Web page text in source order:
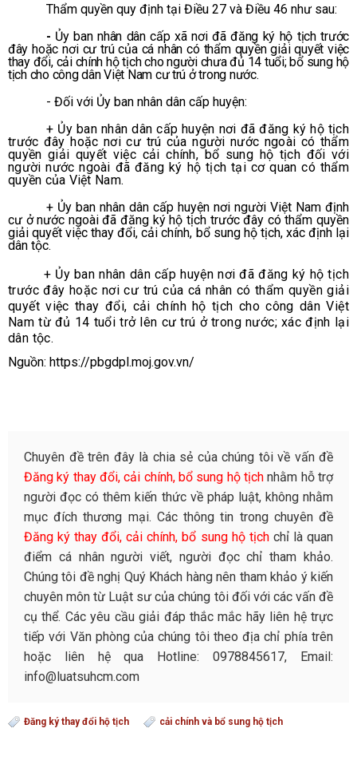
Thẩm quyền quy định tại Điều 27 và Điều 46 như sau:
- Ủy ban nhân dân cấp xã nơi đã đăng ký hộ tịch trước
đây hoặc nơi cư trú của cá nhân có thẩm quyền giải quyết việc
thay đổi, cải chính hộ tịch cho người chưa đủ 14 tuổi; bổ sung hộ
tịch cho công dân Việt Nam cư trú ở trong nước.
- Đối với Ủy ban nhân dân cấp huyện:
+ Ủy ban nhân dân cấp huyện nơi đã đăng ký hộ tịch
trước đây hoặc nơi cư trú của người nước ngoài có thẩm
quyền giải quyết việc cải chính, bổ sung hộ tịch đối với
người nước ngoài đã đăng ký hộ tịch tại cơ quan có thẩm
quyền của Việt Nam.
+ Ủy ban nhân dân cấp huyện nơi người Việt Nam định
cư ở nước ngoài đã đăng ký hộ tịch trước đây có thẩm quyền
giải quyết việc thay đổi, cải chính, bổ sung hộ tịch, xác định lại
dân tộc.
+ Ủy ban nhân dân cấp huyện nơi đã đăng ký hộ tịch
trước đây hoặc nơi cư trú của cá nhân có thẩm quyền giải
quyết việc thay đổi, cải chính hộ tịch cho công dân Việt
Nam từ đủ 14 tuổi trở lên cư trú ở trong nước; xác định lại
dân tộc.
Nguồn: https://pbgdpl.moj.gov.vn/
Chuyên đề trên đây là chia sẻ của chúng tôi về vấn đề
Đăng ký thay đổi, cải chính, bổ sung hộ tịch nhằm hỗ trợ
người đọc có thêm kiến thức về pháp luật, không nhằm
mục đích thương mại. Các thông tin trong chuyên đề
Đăng ký thay đổi, cải chính, bổ sung hộ tịchchỉ là quan
điểm cá nhân người viết, người đọc chỉ tham khảo.
Chúng tôi đề nghị Quý Khách hàng nên tham khảo ý kiến
chuyên môn từ Luật sư của chúng tôi đối với các vấn đề
cụ thể. Các yêu cầu giải đáp thắc mắc hãy liên hệ trực
tiếp với Văn phòng của chúng tôi theo địa chỉ phía trên
hoặc liên hệ qua Hotline: 0978845617, Email:
info@luatsuhcm.com
Đăng ký thay đổi hộ tịch cải chính và bổ sung hộ tịch